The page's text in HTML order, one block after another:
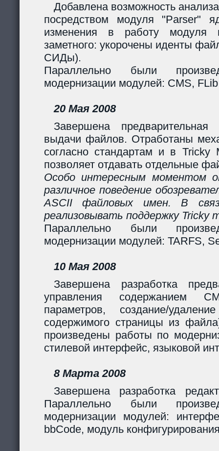
Добавлена возможность
посредством модуля "Parser"
изменения в работу модуля
заметного: укорочены иденты
СИДы).
Параллельно были
модернизации модулей: CMS,
20 Мая 2008
Завершена предварительная
выдачи файлов. Отработаны
согласно стандартам и в Tricky
позволяет отдавать отдельные
Особо интересным моментом
различное поведение
ASCII файловых имен. В
реализовывать поддержку Tricky
Параллельно были
модернизации модулей: TARFS,
10 Мая 2008
Завершена разработка
управления содержанием
параметров, создание/
содержимого страницы из
произведены работы по
стилевой интерфейс, языковой
8 Марта 2008
Завершена разработка
Параллельно были
модернизации модулей:
bbCode, модуль